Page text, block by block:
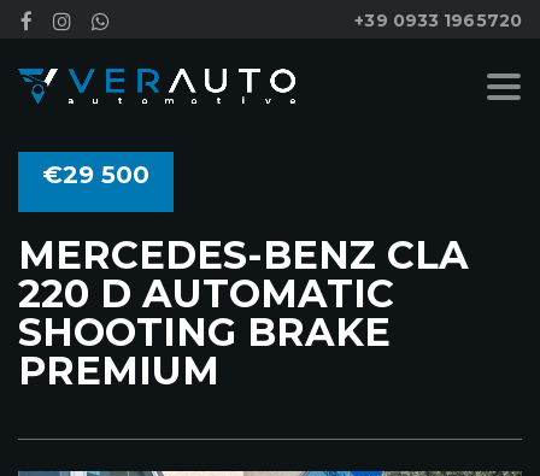
+39 0933 1965720
€29 500
MERCEDES-BENZ CLA
220 D AUTOMATIC
SHOOTING BRAKE
PREMIUM